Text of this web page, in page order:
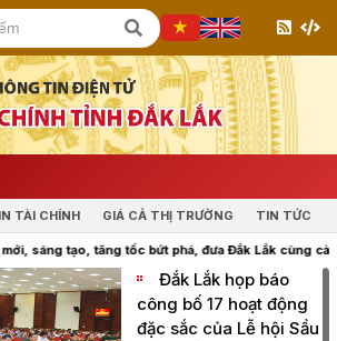
TÀI CHÍNH GIÁ CẢ THỊ TRƯỜNG TIN TỨC
tốc bứt phá, đưa Đắk Lắk cùng cả nước bước vào
Đắk Lắk họp báo
công bố 17 hoạt động
đặc sắc của Lễ hội Sầu